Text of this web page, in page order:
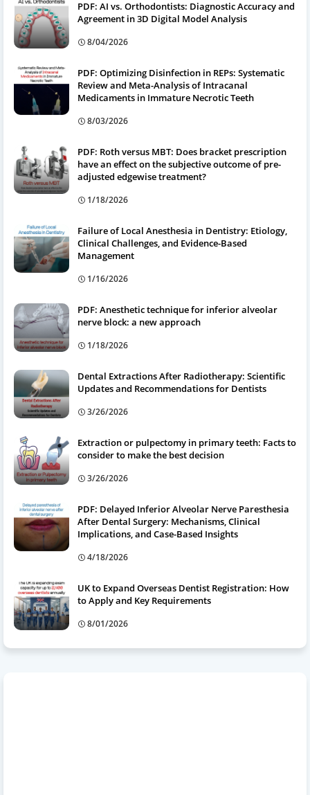
PDF: AI vs. Orthodontists: Diagnostic Accuracy and
Agreement in 3D Digital Model Analysis
8/04/2026
PDF: Optimizing Disinfection in REPs: Systematic
Review and Meta-Analysis of Intracanal
Medicaments in Immature Necrotic Teeth
8/03/2026
PDF: Roth versus MBT: Does bracket prescription
have an effect on the subjective outcome of pre-
adjusted edgewise treatment?
1/18/2026
Failure of Local Anesthesia in Dentistry: Etiology,
Clinical Challenges, and Evidence-Based
Management
1/16/2026
PDF: Anesthetic technique for inferior alveolar
nerve block: a new approach
1/18/2026
Dental Extractions After Radiotherapy: Scientific
Updates and Recommendations for Dentists
3/26/2026
Extraction or pulpectomy in primary teeth: Facts to
consider to make the best decision
3/26/2026
PDF: Delayed Inferior Alveolar Nerve Paresthesia
After Dental Surgery: Mechanisms, Clinical
Implications, and Case-Based Insights
4/18/2026
UK to Expand Overseas Dentist Registration: How
to Apply and Key Requirements
8/01/2026